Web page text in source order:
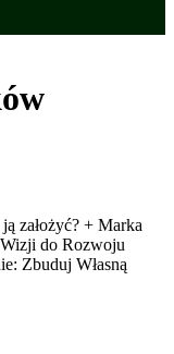
założyć? + Marka
do Rozwoju
Zbuduj Własną